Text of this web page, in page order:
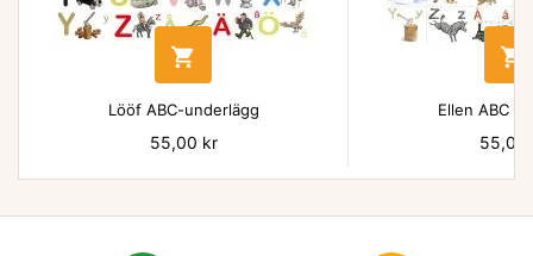

Lööf ABC-underlägg
Pris
55,00 kr

Ellen ABC
Pris
55,00